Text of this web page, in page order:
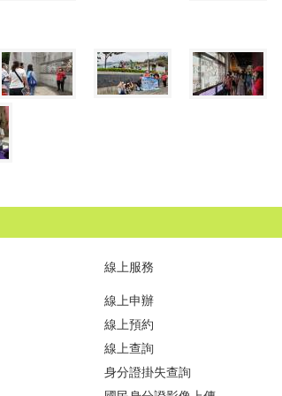
線上服務
線上申辦
線上預約
線上查詢
身分證掛失查詢